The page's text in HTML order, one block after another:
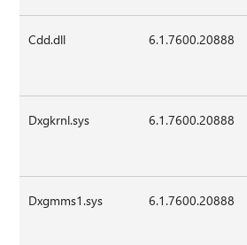
Cdd.dll 6.1.7600.20888
Dxgkrnl.sys 6.1.7600.20888
Dxgmms1.sys 6.1.7600.20888